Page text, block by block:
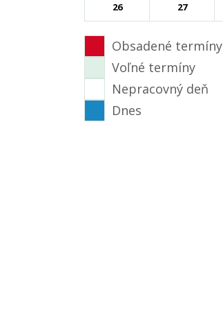
26 27
Obsadené termíny
Voľné termíny
Nepracovný deň
Dnes